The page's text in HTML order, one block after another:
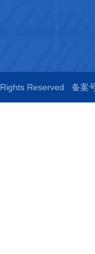
Reserved 备案